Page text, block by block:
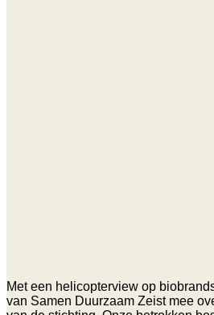
Met een helicopterview op
van Samen Duurzaam Zeist mee